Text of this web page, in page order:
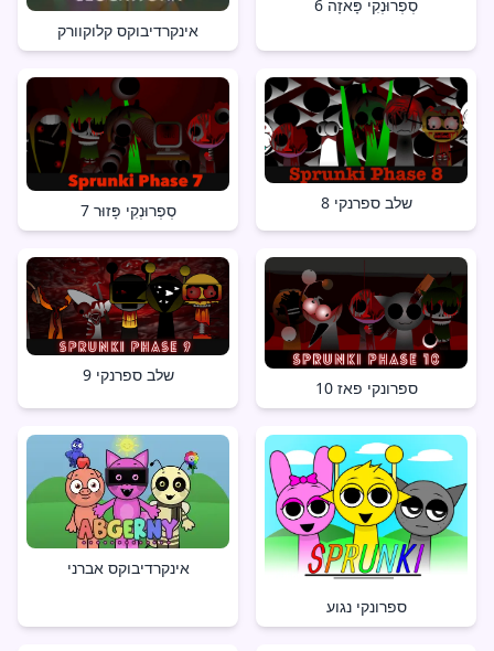
אינקרדיבוקס קלוקוורק
סְפְרוּנְקִי פָּאזָה 6
סְפְרוּנְקִי פָּזוּר 7 שלב ספרנקי 8
שלב ספרנקי 9
ספרונקי פאז 10
אינקרדיבוקס אברני
ספרונקי נגוע